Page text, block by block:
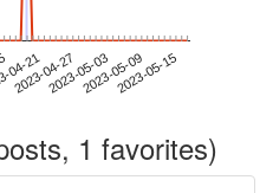
04-21
2023-04-272023-05-032023-05-092023-05-15
1 favorites)